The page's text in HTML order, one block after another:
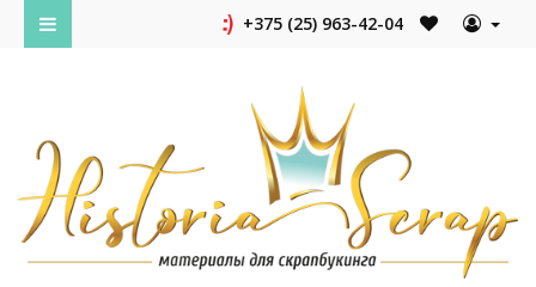
+375 (25) 963-42-04